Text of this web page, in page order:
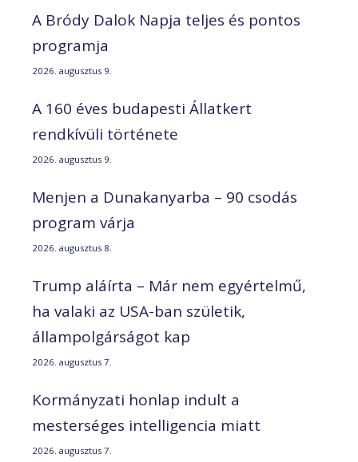
A Bródy Dalok Napja teljes és pontos
programja
2026. augusztus 9.
A 160 éves budapesti Állatkert
rendkívüli története
2026. augusztus 9.
Menjen a Dunakanyarba – 90 csodás
program várja
2026. augusztus 8.
Trump aláírta – Már nem egyértelmű,
ha valaki az USA-ban születik,
állampolgárságot kap
2026. augusztus 7.
Kormányzati honlap indult a
mesterséges intelligencia miatt
2026. augusztus 7.